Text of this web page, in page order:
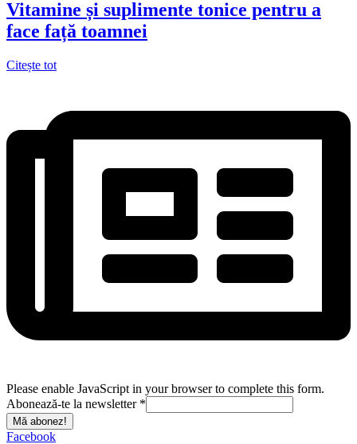
Vitamine și suplimente tonice pentru a
face față toamnei
Citește tot
Please enable JavaScript in your browser to complete this form.
Abonează-te la newsletter *
Mă abonez!
Facebook